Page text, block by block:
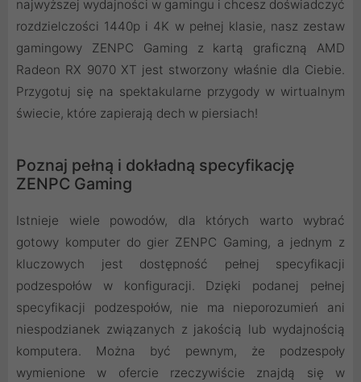
najwyższej wydajności w gamingu i chcesz doświadczyć
rozdzielczości 1440p i 4K w pełnej klasie, nasz zestaw
gamingowy ZENPC Gaming z kartą graficzną AMD
Radeon RX 9070 XT jest stworzony właśnie dla Ciebie.
Przygotuj się na spektakularne przygody w wirtualnym
świecie, które zapierają dech w piersiach!
Poznaj pełną i dokładną specyfikację
ZENPC Gaming
Istnieje wiele powodów, dla których warto wybrać
gotowy komputer do gier ZENPC Gaming, a jednym z
kluczowych jest dostępność pełnej specyfikacji
podzespołów w konfiguracji. Dzięki podanej pełnej
specyfikacji podzespołów, nie ma nieporozumień ani
niespodzianek związanych z jakością lub wydajnością
komputera. Można być pewnym, że podzespoły
wymienione w ofercie rzeczywiście znajdą się w